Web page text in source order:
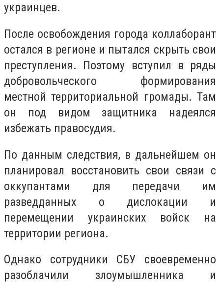
украинцев.
После освобождения города коллаборант
остался в регионе и пытался скрыть свои
преступления. Поэтому вступил в ряды
добровольческого формирования
местной территориальной громады. Там
он под видом защитника надеялся
избежать правосудия.
По данным следствия, в дальнейшем он
планировал восстановить свои связи с
оккупантами для передачи им
разведданных о дислокации и
перемещении украинских войск на
территории региона.
Однако сотрудники СБУ своевременно
разоблачили злоумышленника и